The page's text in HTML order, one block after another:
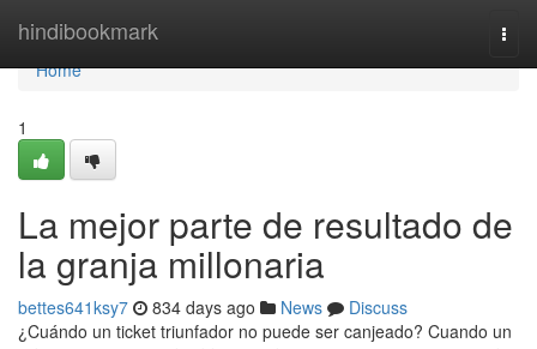
hindibookmark
Home
Home
1
La mejor parte de resultado de
la granja millonaria
bettes641ksy7 834 days ago News
Discuss
¿Cuándo un ticket triunfador no puede ser canjeado? Cuando un